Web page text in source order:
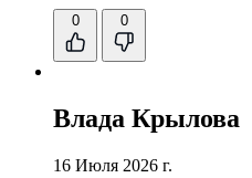
0 0
Влада Крылова
16 Июля 2026 г.